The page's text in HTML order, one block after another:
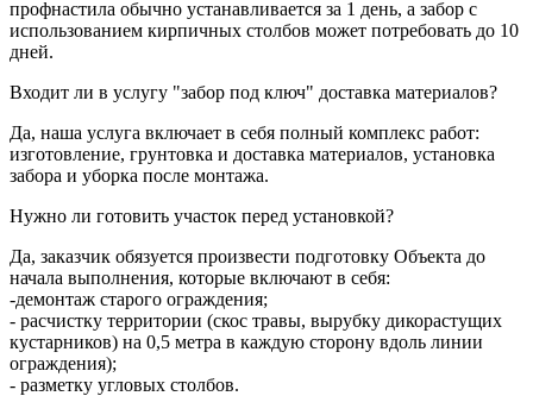
профнастила обычно устанавливается за 1 день, а забор с
использованием кирпичных столбов может потребовать до 10
дней.
Входит ли в услугу "забор под ключ" доставка материалов?
Да, наша услуга включает в себя полный комплекс работ:
изготовление, грунтовка и доставка материалов, установка
забора и уборка после монтажа.
Нужно ли готовить участок перед установкой?
Да, заказчик обязуется произвести подготовку Объекта до
начала выполнения, которые включают в себя:
-демонтаж старого ограждения;
- расчистку территории (скос травы, вырубку дикорастущих
кустарников) на 0,5 метра в каждую сторону вдоль линии
ограждения);
- разметку угловых столбов.